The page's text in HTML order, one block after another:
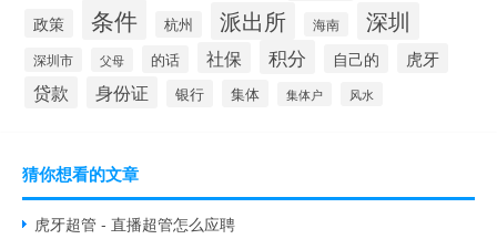
政策 条件 杭州 派出所 海南 深圳
深圳市 父母 的话 社保 积分 自己的 虎牙
贷款 身份证 银行 集体 集体户 风水
猜你想看的文章
虎牙超管 - 直播超管怎么应聘